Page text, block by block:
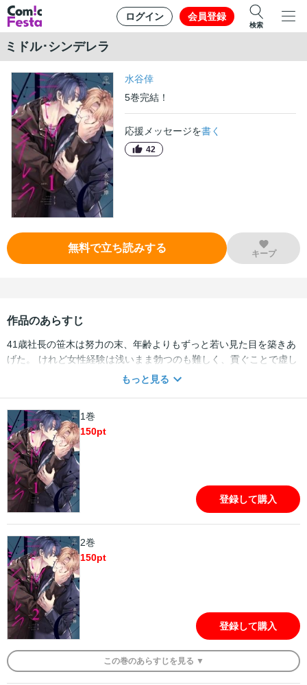
ログイン 会員登録
検索
ミドル･シンデレラ
水谷倖
5巻完結！
応援メッセージを書く
42
無料で立ち読みする キープ
作品のあらすじ
41歳社長の笹木は努力の末、年齢よりもずっと若い見た目を築きあ
げた。 けれど女性経験は浅いまま勃つのも難しく、貢ぐことで虚し
い青春をとり戻す日々。 そんなある夜、お気に入りの“嬢”と夕食
えた親しみやすさに距離が近づいて!? 「笹木さんとなら、できそ
う」 肉食年下大学院生×初心なおじさん（ちょろい）の遅れてやっ
てきたファーストラブ！ ※本商品の内容は雑誌「B.Pilz（ビーピル
ツ） vol.35」を単話化したものです。重複購入にご注意下さい。
もっと見る
1巻
150pt
登録して購入
2巻
150pt
登録して購入
この巻のあらすじを 見る ▼